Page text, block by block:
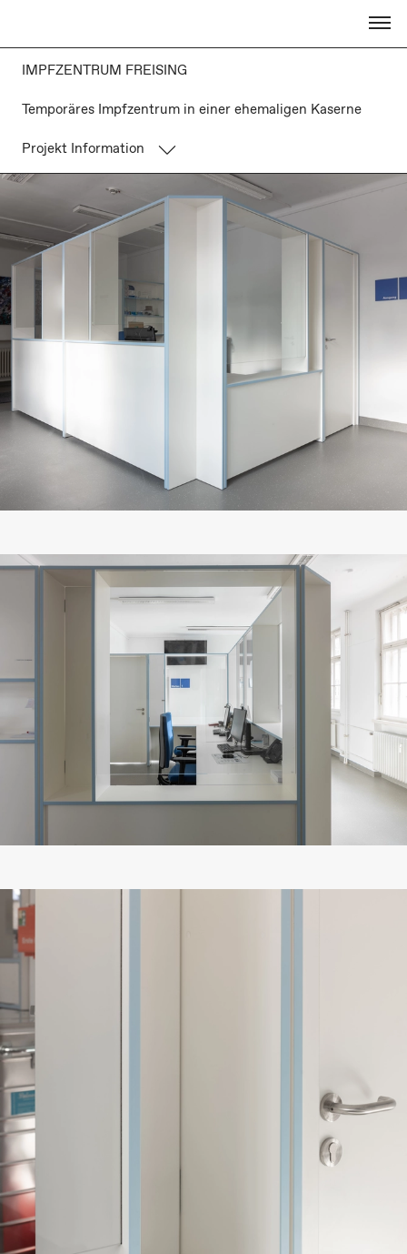
IMPFZENTRUM FREISING
Temporäres Impfzentrum in einer ehemaligen Kaserne
Projekt Information